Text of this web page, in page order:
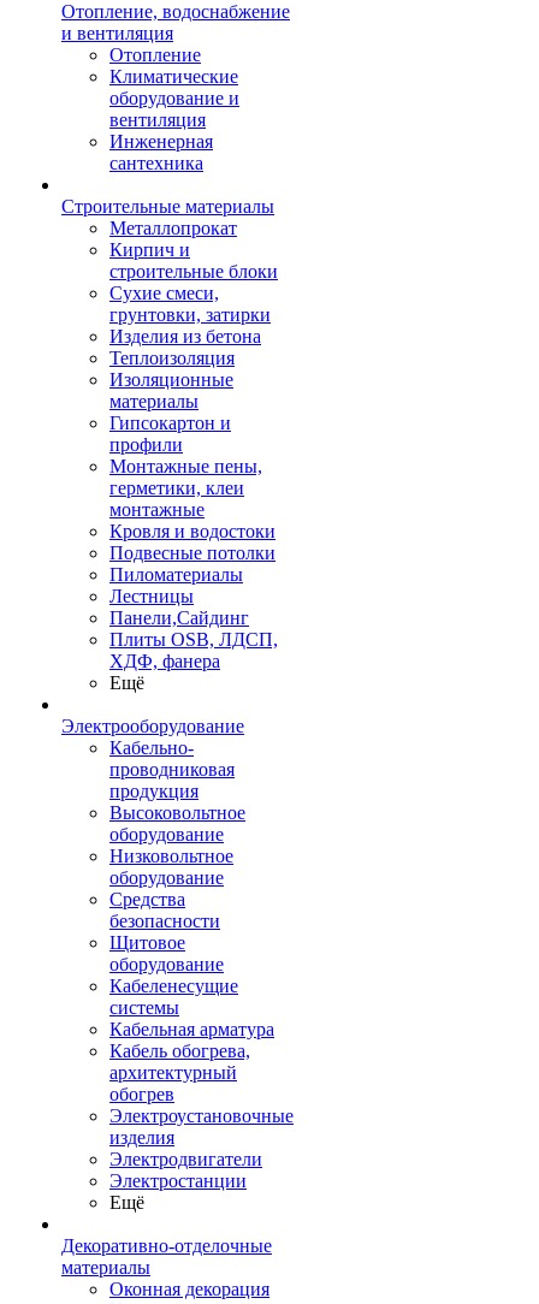
Отопление, водоснабжение
и вентиляция
Отопление
Климатические
оборудование и
вентиляция
Инженерная
сантехника
Строительные материалы
Металлопрокат
Кирпич и
строительные блоки
Сухие смеси,
грунтовки, затирки
Изделия из бетона
Теплоизоляция
Изоляционные
материалы
Гипсокартон и
профили
Монтажные пены,
герметики, клеи
монтажные
Кровля и водостоки
Подвесные потолки
Пиломатериалы
Лестницы
Панели,Сайдинг
Плиты OSB, ЛДСП,
ХДФ, фанера
Ещё
Электрооборудование
Кабельно-
проводниковая
продукция
Высоковольтное
оборудование
Низковольтное
оборудование
Средства
безопасности
Щитовое
оборудование
Кабеленесущие
системы
Кабельная арматура
Кабель обогрева,
архитектурный
обогрев
Электроустановочные
изделия
Электродвигатели
Электростанции
Ещё
Декоративно-отделочные
материалы
Оконная декорация